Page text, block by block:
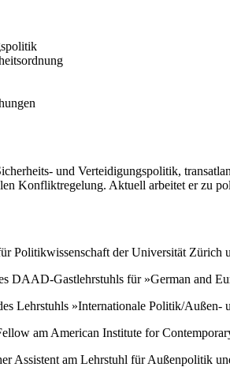
und Verteidigungspolitik,
Konfliktregelung. Aktuell arbeitet er zu
Politikwissenschaft der Universität Zürich
DAAD-Gastlehrstuhls für »German and
Lehrstuhls »Internationale Politik/
am American Institute for
Assistent am Lehrstuhl für Außenpolitik